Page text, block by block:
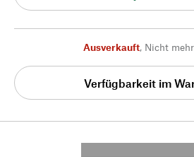
Ausverkauft, Nicht
Verfügbarkeit im